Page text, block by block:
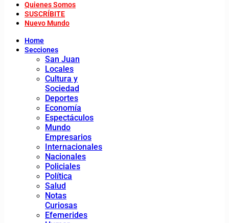
Quienes Somos
SUSCRÍBITE
Nuevo Mundo
Home
Secciones
San Juan
Locales
Cultura y
Sociedad
Deportes
Economía
Espectáculos
Mundo
Empresarios
Internacionales
Nacionales
Policiales
Política
Salud
Notas
Curiosas
Efemerides